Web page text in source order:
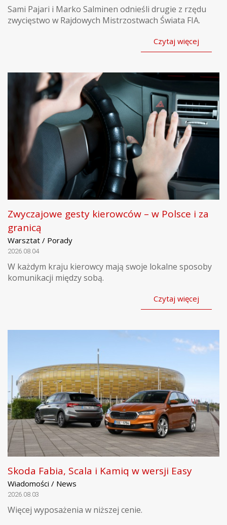
Sami Pajari i Marko Salminen odnieśli drugie z rzędu
zwycięstwo w Rajdowych Mistrzostwach Świata FIA.
Czytaj więcej
Zwyczajowe gesty kierowców – w Polsce i za
granicą
Warsztat / Porady
2026.08.04
W każdym kraju kierowcy mają swoje lokalne sposoby
komunikacji między sobą.
Czytaj więcej
Skoda Fabia, Scala i Kamiq w wersji Easy
Wiadomości / News
2026.08.03
Więcej wyposażenia w niższej cenie.